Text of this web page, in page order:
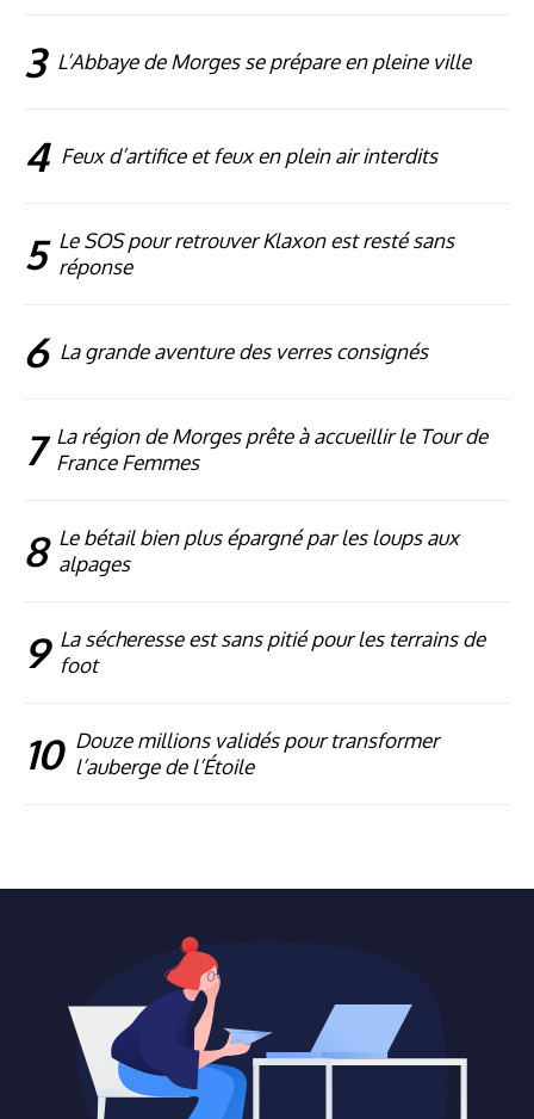
3 L’Abbaye de Morges se prépare en pleine ville
4 Feux d’artifice et feux en plein air interdits
5 Le SOS pour retrouver Klaxon est resté sans
réponse
6 La grande aventure des verres consignés
7 La région de Morges prête à accueillir le Tour de
France Femmes
8 Le bétail bien plus épargné par les loups aux
alpages
9 La sécheresse est sans pitié pour les terrains de
foot
10 Douze millions validés pour transformer
l’auberge de l’Étoile